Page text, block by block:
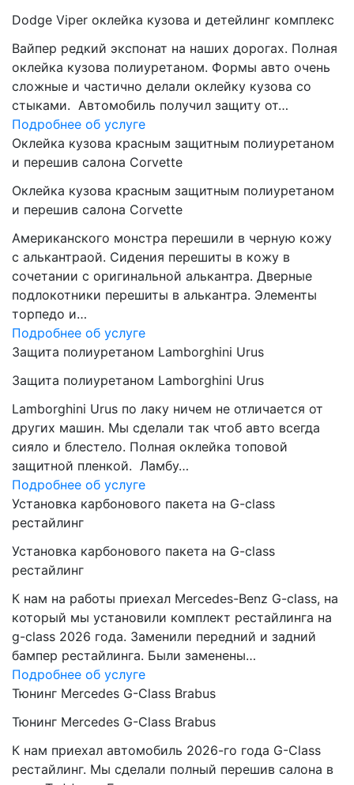
Dodge Viper оклейка кузова и детейлинг комплекс
Вайпер редкий экспонат на наших дорогах. Полная
оклейка кузова полиуретаном. Формы авто очень
сложные и частично делали оклейку кузова со
стыками. Автомобиль получил защиту от…
Подробнее об услуге
Оклейка кузова красным защитным полиуретаном
и перешив салона Corvette
Оклейка кузова красным защитным полиуретаном
и перешив салона Corvette
Американского монстра перешили в черную кожу
с алькантраой. Сидения перешиты в кожу в
сочетании с оригинальной алькантра. Дверные
подлокотники перешиты в алькантра. Элементы
торпедо и…
Подробнее об услуге
Защита полиуретаном Lamborghini Urus
Защита полиуретаном Lamborghini Urus
Lamborghini Urus по лаку ничем не отличается от
других машин. Мы сделали так чтоб авто всегда
сияло и блестело. Полная оклейка топовой
защитной пленкой. Ламбу…
Подробнее об услуге
Установка карбонового пакета на G-class
рестайлинг
Установка карбонового пакета на G-class
рестайлинг
К нам на работы приехал Mercedes-Benz G-class, на
который мы установили комплект рестайлинга на
g-class 2026 года. Заменили передний и задний
бампер рестайлинга. Были заменены…
Подробнее об услуге
Тюнинг Mercedes G-Class Brabus
Тюнинг Mercedes G-Class Brabus
К нам приехал автомобиль 2026-го года G-Class
рестайлинг. Мы сделали полный перешив салона в